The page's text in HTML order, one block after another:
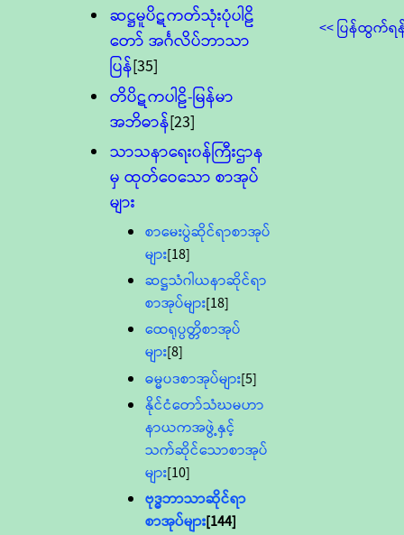
ဆဋ္ဌမူပိဋကတ်သုံးပုံပါဠိ
တော် အင်္ဂလိပ်ဘာသာ
ပြန်[35]
တိပိဋကပါဠိ-မြန်မာ
အဘိဓာန်[23]
သာသနာရေး၀န်ကြီးဌာန
မှ ထုတ်ဝေသော စာအုပ်
များ
စာမေးပွဲဆိုင်ရာစာအုပ်
များ[18]
ဆဋ္ဌသံဂါယနာဆိုင်ရာ
စာအုပ်များ[18]
ထေရုပ္ပတ္တိစာအုပ်
များ[8]
ဓမ္မပဒစာအုပ်များ[5]
နိုင်ငံတော်သံဃမဟာ
နာယကအဖွဲ့နှင့်
သက်ဆိုင်သောစာအုပ်
များ[10]
ဗုဒ္ဓဘာသာဆိုင်ရာ
စာအုပ်များ[144]
<< ပြန်ထွက်ရ